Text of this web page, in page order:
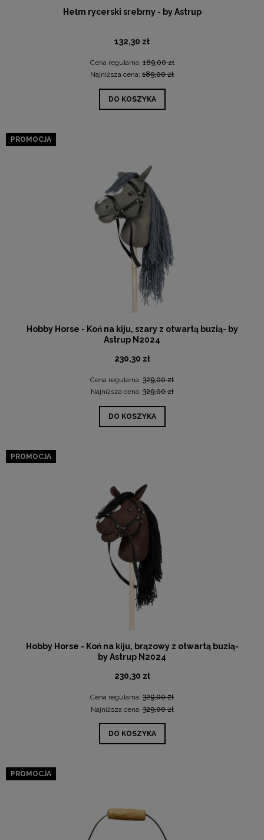
Hełm rycerski srebrny - by Astrup
132,30 zł
Cena regularna:189,00 zł
Najniższa cena: 189,00 zł
DO KOSZYKA
Hobby Horse - Koń na kiju, szary z otwartą buzią- by
Astrup N2024
230,30 zł
Cena regularna: 329,00 zł
Najniższa cena:329,00 zł
DO KOSZYKA
PROMOCJA
Hobby Horse - Koń na kiju, brązowy z otwartą buzią-
by Astrup N2024
230,30 zł
Cena regularna: 329,00 zł
Najniższa cena:329,00 zł
DO KOSZYKA
PROMOCJA
PROMOCJA